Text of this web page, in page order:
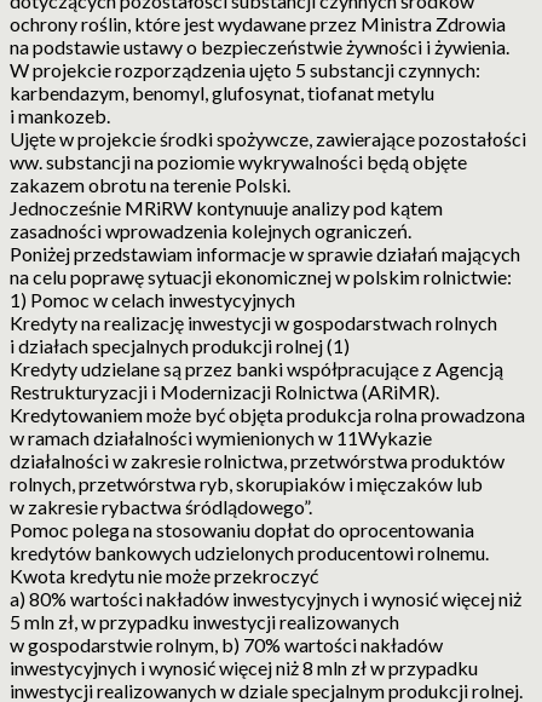
ochrony roślin, które jest wydawane przez Ministra Zdrowia
na podstawie ustawy o bezpieczeństwie żywności i żywienia.
W projekcie rozporządzenia ujęto 5 substancji czynnych:
karbendazym, benomyl, glufosynat, tiofanat metylu
i mankozeb.
Ujęte w projekcie środki spożywcze, zawierające pozostałości
ww. substancji na poziomie wykrywalności będą objęte
zakazem obrotu na terenie Polski.
Jednocześnie MRiRW kontynuuje analizy pod kątem
zasadności wprowadzenia kolejnych ograniczeń.
Poniżej przedstawiam informacje w sprawie działań mających
na celu poprawę sytuacji ekonomicznej w polskim rolnictwie:
1) Pomoc w celach inwestycyjnych
Kredyty na realizację inwestycji w gospodarstwach rolnych
i działach specjalnych produkcji rolnej (1)
Kredyty udzielane są przez banki współpracujące z Agencją
Restrukturyzacji i Modernizacji Rolnictwa (ARiMR).
Kredytowaniem może być objęta produkcja rolna prowadzona
w ramach działalności wymienionych w 11Wykazie
działalności w zakresie rolnictwa, przetwórstwa produktów
rolnych, przetwórstwa ryb, skorupiaków i mięczaków lub
w zakresie rybactwa śródlądowego”.
Pomoc polega na stosowaniu dopłat do oprocentowania
kredytów bankowych udzielonych producentowi rolnemu.
Kwota kredytu nie może przekroczyć
a) 80% wartości nakładów inwestycyjnych i wynosić więcej niż
5 mln zł, w przypadku inwestycji realizowanych
w gospodarstwie rolnym, b) 70% wartości nakładów
inwestycyjnych i wynosić więcej niż 8 mln zł w przypadku
inwestycji realizowanych w dziale specjalnym produkcji rolnej.